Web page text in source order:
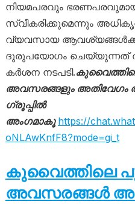
നിയമപരവും
സ്വീകരിക്കുമെന്നും
വ്യവസായ
ദുരുപയോഗം ചെയ്യുന്നത്
കർശന നടപടി.
അവസരങ്ങളും അതിവേഗം
ഗ്രൂപ്പിൽ
അംഗമാകൂ https://
oNLAwKnfF8?mode=gi_t
കുവൈത്തിലെ
അവസരങ്ങൾ